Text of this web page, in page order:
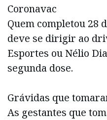
Coronavac
Quem completou 28
deve se dirigir ao
Esportes ou Nélio
segunda dose.
Grávidas que
As gestantes que